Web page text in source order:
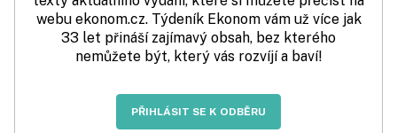
webu ekonom.cz. Týdeník Ekonom vám už více jak
33 let přináší zajímavý obsah, bez kterého
nemůžete být, který vás rozvíjí a baví!
PŘIHLÁSIT SE K ODBĚRU